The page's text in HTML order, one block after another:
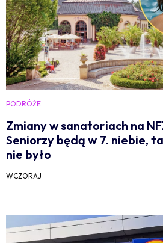
PODRÓŻE
Zmiany w sanatoriach na
Seniorzy będą w 7. niebie,
nie było
WCZORAJ